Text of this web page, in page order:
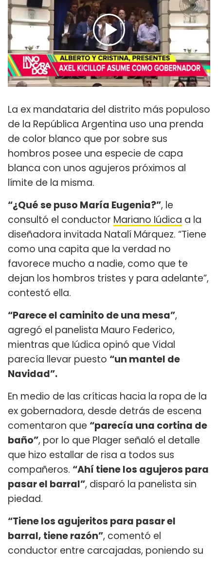
La ex mandataria del distrito más populoso
de la República Argentina uso una prenda
de color blanco que por sobre sus
hombros posee una especie de capa
blanca con unos agujeros próximos al
límite de la misma.
“¿Qué se puso María Eugenia?”, le
consultó el conductor Mariano Iúdica a la
diseñadora invitada Natalí Márquez. “Tiene
como una capita que la verdad no
favorece mucho a nadie, como que te
dejan los hombros tristes y para adelante”,
contestó ella.
“Parece el caminito de una mesa”,
agregó el panelista Mauro Federico,
mientras que Iúdica opinó que Vidal
parecía llevar puesto “un mantel de
Navidad”.
En medio de las críticas hacia la ropa de la
ex gobernadora, desde detrás de escena
comentaron que “parecía una cortina de
baño”, por lo que Plager señaló el detalle
que hizo estallar de risa a todos sus
compañeros. “Ahí tiene los agujeros para
pasar el barral”, disparó la panelista sin
piedad.
“Tiene los agujeritos para pasar el
barral, tiene razón”, comentó el
conductor entre carcajadas, poniendo su